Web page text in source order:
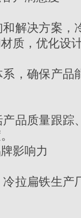
解决方案，
质，优化设
，确保产品
品质量跟踪
影响力
冷拉扁铁生产